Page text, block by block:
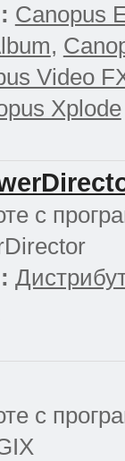
Canopus
,
Video
Xplode
с
с